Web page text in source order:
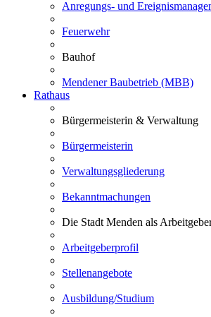
Anregungs- und
Feuerwehr
Bauhof
Mendener Baubetrieb (MBB)
Rathaus
Bürgermeisterin & Verwaltung
Bürgermeisterin
Verwaltungsgliederung
Bekanntmachungen
Die Stadt Menden als
Arbeitgeberprofil
Stellenangebote
Ausbildung/Studium